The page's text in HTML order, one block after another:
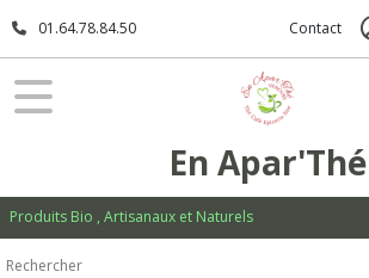
01.64.78.84.50 Contact
En Apar'Thé
Produits Bio , Artisanaux et Naturels